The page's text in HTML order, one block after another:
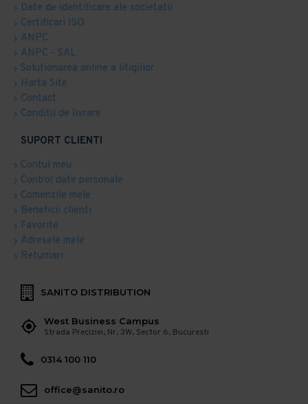
Date de identificare ale societatii
Certificari ISO
ANPC
ANPC - SAL
Solutionarea online a litigiilor
Harta Site
Contact
Conditii de livrare
SUPORT CLIENTI
Contul meu
Control date personale
Comenzile mele
Beneficii clienti
Favorite
Adresele mele
Returnari
SANITO DISTRIBUTION
West Business Campus
Strada Preciziei, Nr, 3W, Sector 6, Bucuresti
0314 100 110
office@sanito.ro